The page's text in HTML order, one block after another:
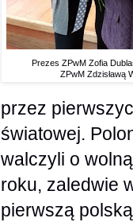
Prezes ZPwM Zofia
ZPwM Zdzisławą
przez
światowej.
walczyli o
roku, zaledwie
pierwszą